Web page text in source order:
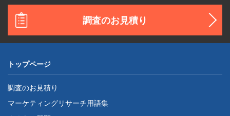
調査のお見積り
トップページ
調査のお見積り
マーケティングリサーチ用語集